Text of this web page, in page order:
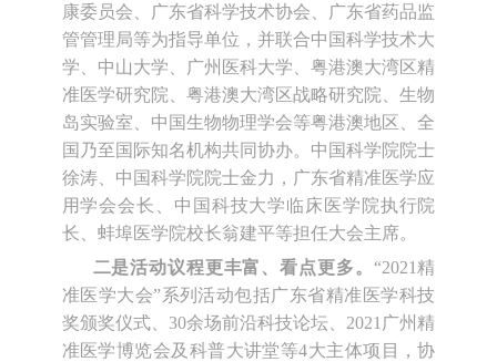
康委员会、广东省科学技术协会、广东省药品监
管管理局等为指导单位，并联合中国科学技术大
学、中山大学、广州医科大学、粤港澳大湾区精
准医学研究院、粤港澳大湾区战略研究院、生物
岛实验室、中国生物物理学会等粤港澳地区、全
国乃至国际知名机构共同协办。中国科学院院士
徐涛、中国科学院院士金力，广东省精准医学应
用学会会长、中国科技大学临床医学院执行院
长、蚌埠医学院校长翁建平等担任大会主席。
二是活动议程更丰富、看点更多。 “2021精
准医学大会”系列活动包括广东省精准医学科技
奖颁奖仪式、30余场前沿科技论坛、2021广州精
准医学博览会及科普大讲堂等4大主体项目，协